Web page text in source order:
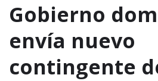
Gobierno
envía nuevo
contingente